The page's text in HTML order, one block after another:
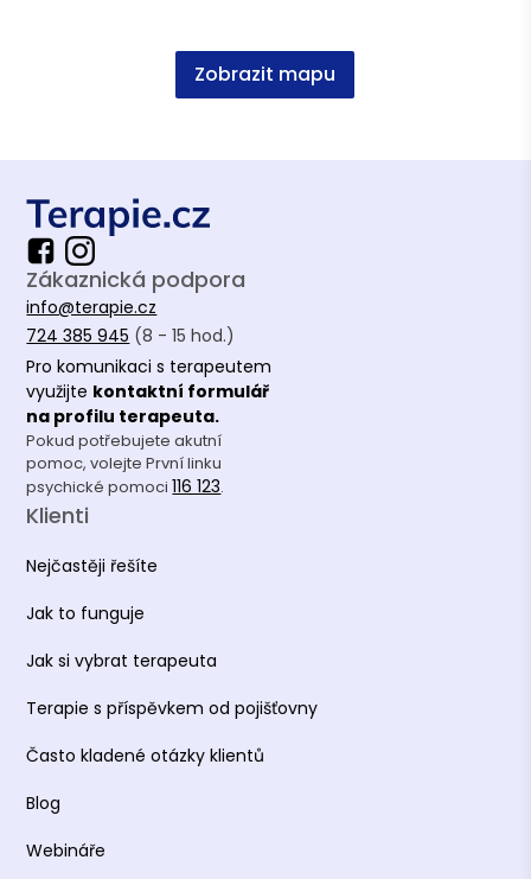
Farmaceutická fakulta UK
Zobrazit mapu
Zákaznická podpora
info@terapie.cz
724 385 945 (8 - 15 hod.)
Pro komunikaci s terapeutem
využijte kontaktní formulář
na profilu terapeuta.
Pokud potřebujete akutní
pomoc, volejte První linku
psychické pomoci116 123.
Klienti
Nejčastěji řešíte
Jak to funguje
Jak si vybrat terapeuta
Terapie s příspěvkem od pojišťovny
Často kladené otázky klientů
Blog
Webináře